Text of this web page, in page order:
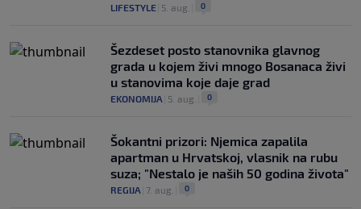
LIFESTYLE 5. aug. 0
Šezdeset posto stanovnika glavnog
grada u kojem živi mnogo Bosanaca živi
u stanovima koje daje grad
EKONOMIJA 5. aug. 0
Šokantni prizori: Njemica zapalila
apartman u Hrvatskoj, vlasnik na rubu
suza; "Nestalo je naših 50 godina života"
REGIJA 7. aug. 0